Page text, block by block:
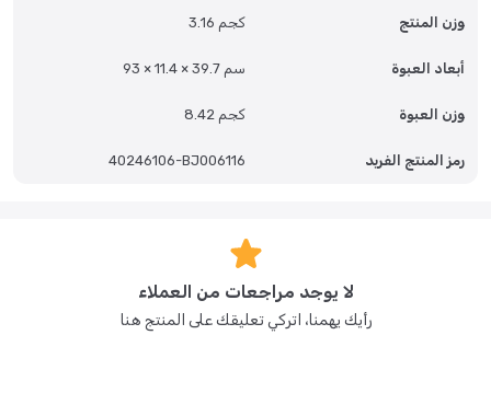
وزن المنتج 3.16 كجم
أبعاد العبوة 93 × 11.4 × 39.7 سم
وزن العبوة 8.42 كجم
رمز المنتج الفريد 40246106-BJ006116
لا يوجد مراجعات من العملاء
رأيك يهمنا، اتركي تعليقك على المنتج هنا